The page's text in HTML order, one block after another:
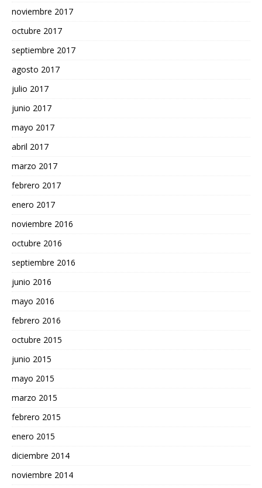
noviembre 2017
octubre 2017
septiembre 2017
agosto 2017
julio 2017
junio 2017
mayo 2017
abril 2017
marzo 2017
febrero 2017
enero 2017
noviembre 2016
octubre 2016
septiembre 2016
junio 2016
mayo 2016
febrero 2016
octubre 2015
junio 2015
mayo 2015
marzo 2015
febrero 2015
enero 2015
diciembre 2014
noviembre 2014